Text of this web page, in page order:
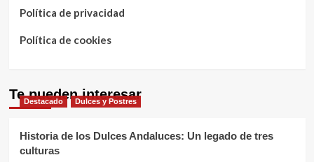
Política de privacidad
Política de cookies
Te pueden interesar
Destacado Dulces y Postres
Historia de los Dulces Andaluces: Un legado de tres
culturas